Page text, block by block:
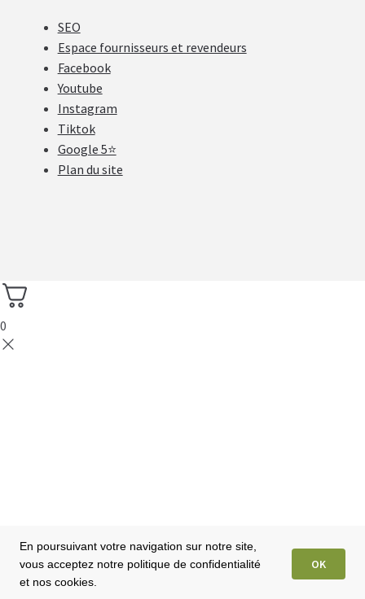
SEO
Espace fournisseurs et revendeurs
Facebook
Youtube
Instagram
Tiktok
Google 5⭐
Plan du site
0
En poursuivant votre navigation sur notre site,
vous acceptez notre politique de confidentialité
et nos cookies.
OK